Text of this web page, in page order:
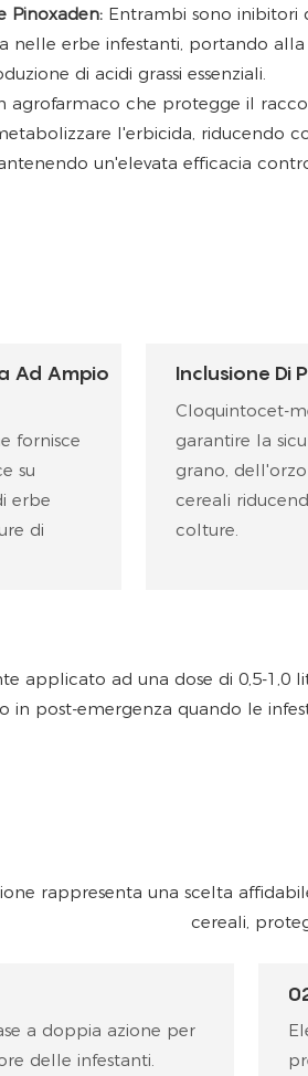
Pinoxaden: Entrambi sono inibitori
nelle erbe infestanti, portando
di acidi grassi essenziali.
agrofarmaco che protegge il
l'erbicida, riducendo
un'elevata efficacia
Ad Ampio
fornisce
su
erbe
di
Inclusione Di
Cloquintocet-
garantire la
grano,
cereali
colture.
applicato ad una dose di 0,5-1,0
in post-emergenza quando le
rappresenta una scelta
cereali,
a doppia azione per
delle infestanti.